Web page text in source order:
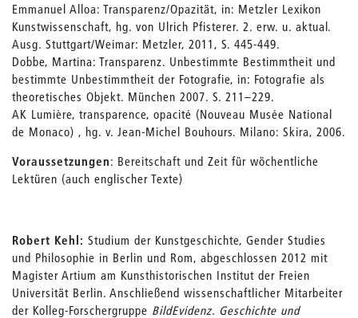
Emmanuel Alloa: Transparenz/Opazität, in: Metzler Lexikon
Kunstwissenschaft, hg. von Ulrich Pfisterer. 2. erw. u. aktual.
Ausg. Stuttgart/Weimar: Metzler, 2011, S. 445-449.
Dobbe, Martina: Transparenz. Unbestimmte Bestimmtheit und
bestimmte Unbestimmtheit der Fotografie, in: Fotografie als
theoretisches Objekt. München 2007. S. 211–229.
AK Lumière, transparence, opacité (Nouveau Musée National
de Monaco) , hg. v. Jean-Michel Bouhours. Milano: Skira, 2006.
Voraussetzungen: Bereitschaft und Zeit für wöchentliche
Lektüren (auch englischer Texte)
Robert Kehl: Studium der Kunstgeschichte, Gender Studies
und Philosophie in Berlin und Rom, abgeschlossen 2012 mit
Magister Artium am Kunsthistorischen Institut der Freien
Universität Berlin. Anschließend wissenschaftlicher Mitarbeiter
der Kolleg-Forschergruppe BildEvidenz. Geschichte und